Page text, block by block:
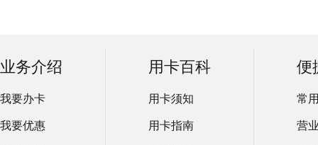
业务介绍
我要办卡
我要优惠
用卡百科
用卡须知
用卡指南
便
常
营